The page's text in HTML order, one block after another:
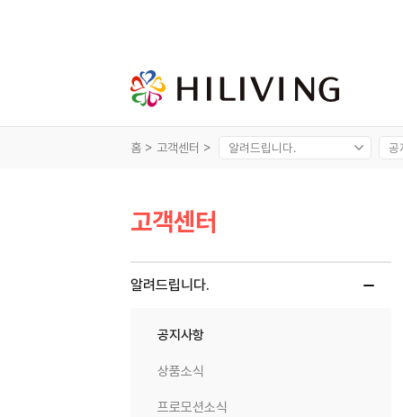
홈 > 고객센터 >
고객센터
알려드립니다.
공지사항
상품소식
프로모션소식